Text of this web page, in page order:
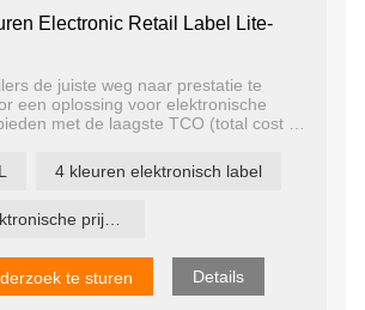
Electronic Retail Label Lite-
de juiste weg naar prestatie te
een oplossing voor elektronische
met de laagste TCO (total cost of
maakt nu digitale
de winkel mogelijk, van prijsbeheer en
4 kleuren elektronisch label
te sturen Details